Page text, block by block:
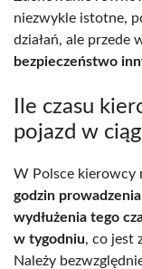
niezwykle istotne,
działań, ale przede
bezpieczeństwo
Ile czasu
pojazd w
W Polsce kierowcy
godzin
wydłużenia tego
w tygodniu, co jest
Należy